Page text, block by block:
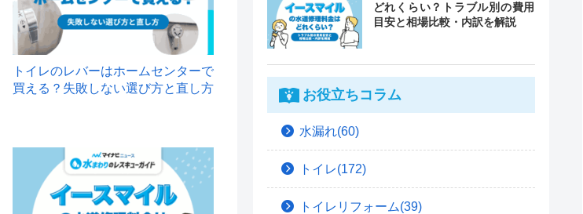
トイレのレバーはホームセンターで
買える？失敗しない選び方と直し方
どれくらい？トラブル別の費用
目安と相場比較・内訳を解説
お役立ちコラム
水漏れ(60)
トイレ(172)
トイレリフォーム(39)